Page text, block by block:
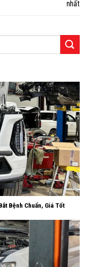
nhất
Bệnh Chuẩn, Giá Tốt